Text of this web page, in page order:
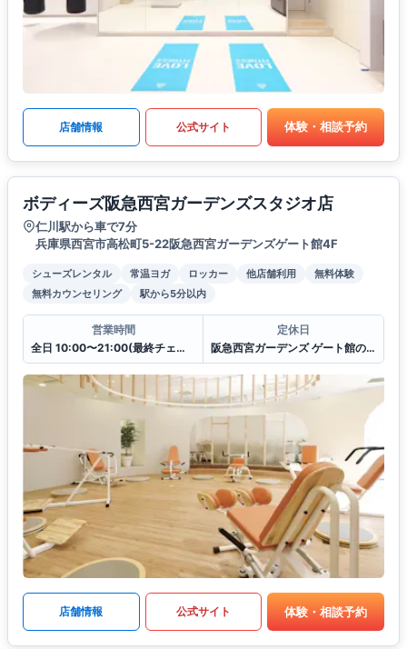
店舗情報 公式サイト 体験・相談予約
ボディーズ阪急西宮ガーデンズスタジオ店
仁川駅から車で7分
兵庫県西宮市高松町5-22阪急西宮ガーデンズゲート館4F
シューズレンタル 常温ヨガ ロッカー 他店舗利用
無料体験
無料カウンセリング
駅から5分以内
営業時間
全日 10:00〜21:00(最終チェックイン20:30)
定休日
阪急西宮ガーデンズ ゲート館の休館日に準ずる
店舗情報 公式サイト 体験・相談予約